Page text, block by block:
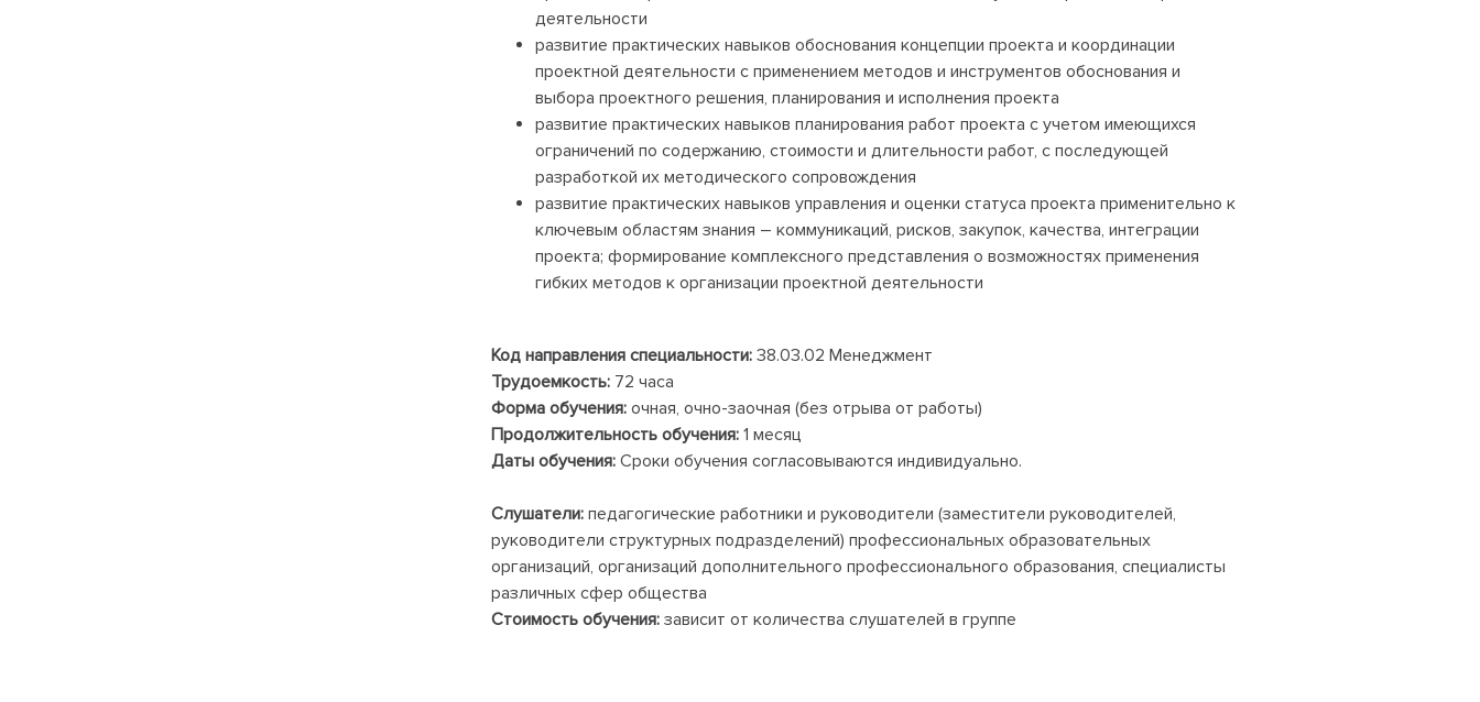
деятельности
развитие практических навыков обоснования концепции проекта и координации
проектной деятельности с применением методов и инструментов обоснования и
выбора проектного решения, планирования и исполнения проекта
развитие практических навыков планирования работ проекта с учетом имеющихся
ограничений по содержанию, стоимости и длительности работ, с последующей
разработкой их методического сопровождения
развитие практических навыков управления и оценки статуса проекта применительно к
ключевым областям знания – коммуникаций, рисков, закупок, качества, интеграции
проекта; формирование комплексного представления о возможностях применения
гибких методов к организации проектной деятельности
Код направления специальности: 38.03.02 Менеджмент
Трудоемкость: 72 часа
Форма обучения: очная, очно-заочная (без отрыва от работы)
Продолжительность обучения: 1 месяц
Даты обучения: Сроки обучения согласовываются индивидуально.
Слушатели: педагогические работники и руководители (заместители руководителей,
руководители структурных подразделений) профессиональных образовательных
организаций, организаций дополнительного профессионального образования, специалисты
различных сфер общества
Стоимость обучения: зависит от количества слушателей в группе